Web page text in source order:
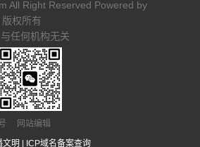
All Right Reserved Powered by
权所有
任何机构无关
号 网站编辑
文明 ICP域名备案查询